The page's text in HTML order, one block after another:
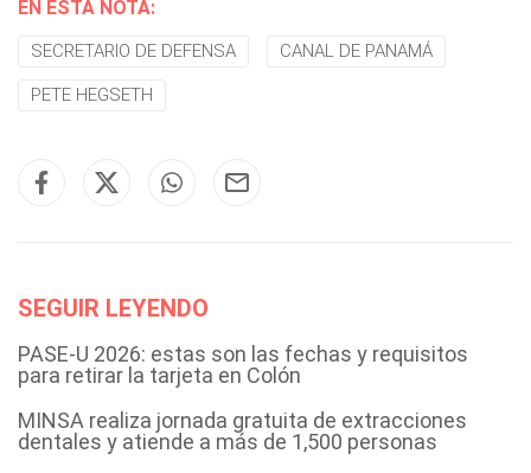
EN ESTA NOTA:
SECRETARIO DE DEFENSA CANAL DE PANAMÁ
PETE HEGSETH
SEGUIR LEYENDO
PASE-U 2026: estas son las fechas y requisitos
para retirar la tarjeta en Colón
MINSA realiza jornada gratuita de extracciones
dentales y atiende a más de 1,500 personas